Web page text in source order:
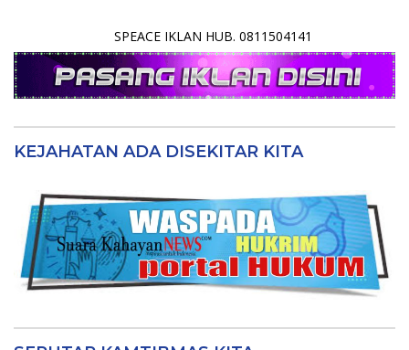
SPEACE IKLAN HUB. 0811504141
KEJAHATAN ADA DISEKITAR KITA